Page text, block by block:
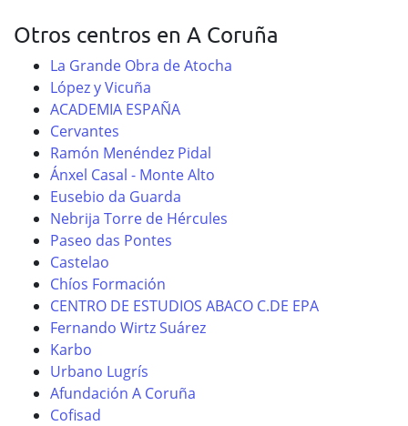
Otros centros en A Coruña
La Grande Obra de Atocha
López y Vicuña
ACADEMIA ESPAÑA
Cervantes
Ramón Menéndez Pidal
Ánxel Casal - Monte Alto
Eusebio da Guarda
Nebrija Torre de Hércules
Paseo das Pontes
Castelao
Chíos Formación
CENTRO DE ESTUDIOS ABACO C.DE EPA
Fernando Wirtz Suárez
Karbo
Urbano Lugrís
Afundación A Coruña
Cofisad